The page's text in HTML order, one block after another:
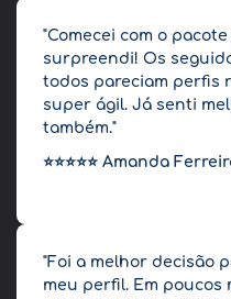
"Comecei com o
surpreendi! Os
todos pareciam perfis
super ágil. Já senti
também."
⭐⭐⭐⭐⭐ Amanda
"Foi a melhor decisão
meu perfil. Em poucos